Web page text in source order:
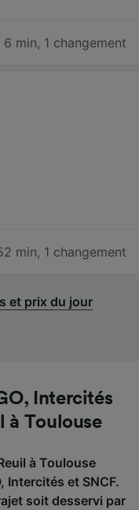
6 min, 1 changement
min, 1 changement
et prix du jour
Intercités
à Toulouse
à Toulouse
Intercités et SNCF.
soit desservi par